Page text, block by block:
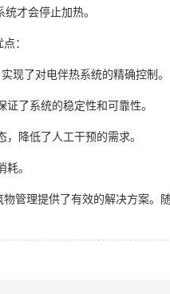
才会停止加热。
：
现了对电伴热系统的精确控制。
了系统的稳定性和可靠性。
降低了人工干预的需求。
。
管理提供了有效的解决方案